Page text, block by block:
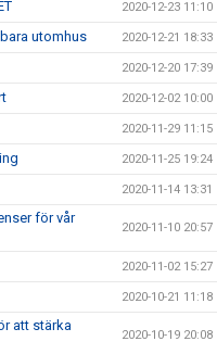
2020-12-23 11:10
utomhus 2020-12-21 18:33
2020-12-20 17:39
2020-12-02 10:00
2020-11-29 11:15
2020-11-25 19:24
2020-11-14 13:31
för vår
2020-11-10 20:57
2020-11-02 15:27
2020-10-21 11:18
att stärka
2020-10-19 20:08